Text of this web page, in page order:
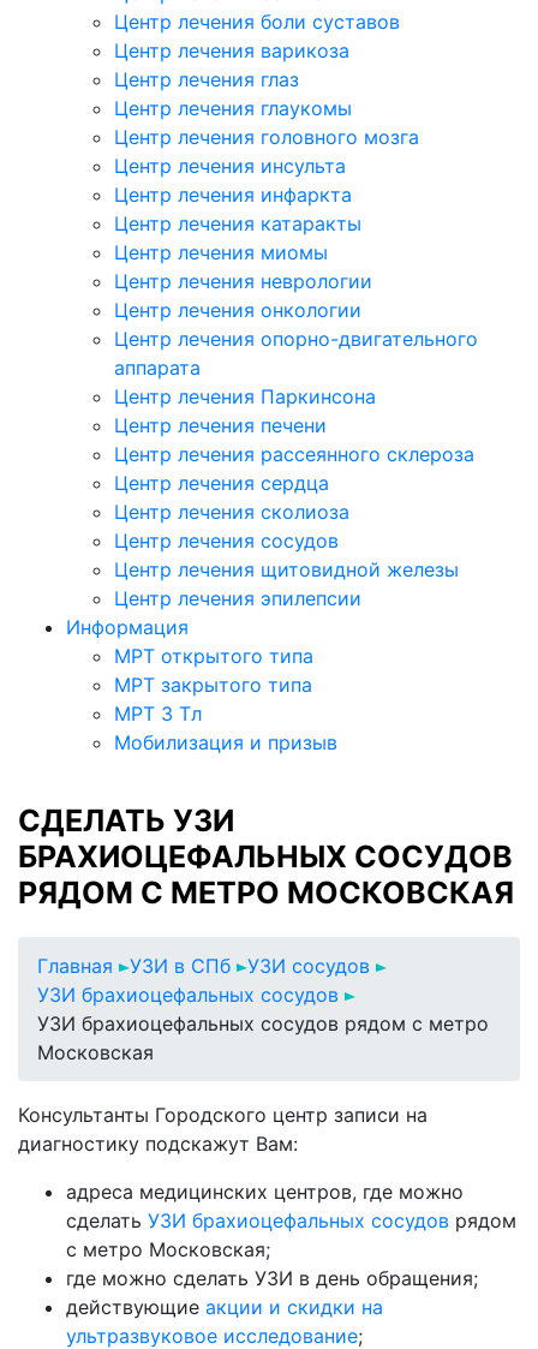
Центр лечения боли суставов
Центр лечения варикоза
Центр лечения глаз
Центр лечения глаукомы
Центр лечения головного мозга
Центр лечения инсульта
Центр лечения инфаркта
Центр лечения катаракты
Центр лечения миомы
Центр лечения неврологии
Центр лечения онкологии
Центр лечения опорно-двигательного
аппарата
Центр лечения Паркинсона
Центр лечения печени
Центр лечения рассеянного склероза
Центр лечения сердца
Центр лечения сколиоза
Центр лечения сосудов
Центр лечения щитовидной железы
Центр лечения эпилепсии
Информация
МРТ открытого типа
МРТ закрытого типа
МРТ 3 Тл
Мобилизация и призыв
СДЕЛАТЬ УЗИ
БРАХИОЦЕФАЛЬНЫХ СОСУДОВ
РЯДОМ С МЕТРО МОСКОВСКАЯ
Главная УЗИ в СПб
УЗИ сосудов
УЗИ брахиоцефальных сосудов
УЗИ брахиоцефальных сосудов рядом с метро
Московская
Консультанты Городского центр записи на
диагностику подскажут Вам:
адреса медицинских центров, где можно
сделать УЗИ брахиоцефальных сосудов рядом
с метро Московская;
где можно сделать УЗИ в день обращения;
действующие акции и скидки на
ультразвуковое исследование;